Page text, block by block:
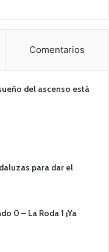
Comentarios
del ascenso está
para dar el
0 – La Roda 1 ¡Ya